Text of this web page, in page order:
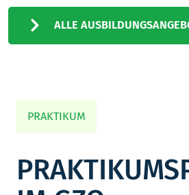
ALLE
PRAKTIKUM